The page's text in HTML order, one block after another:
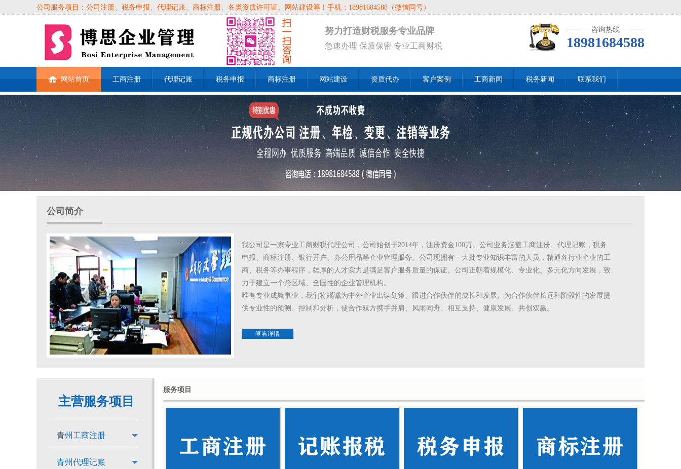
公司服务项目：公司注册、税务申报、代理记账、商标注册、各类资质许可证、网站建设等！手机：18981684588（微信同号）
咨询热线
18981684588
努力打造财税服务专业品牌
急速办理 保质保密 专业工商财税
网站首页 工商注册 代理记账 税务申报 商标注册 网站建设 资质代办 客户案例 工商新闻 税务新闻 联系我们
公司简介
我公司是一家专业工商财税代理公司，公司始创于2014年，注册资金100万。公司业务涵盖工商注册、代理记账，税务
申报、商标注册、银行开户、办公用品等企业管理服务。公司现拥有一大批专业知识丰富的人员，精通各行业企业的工
商、税务等办事程序，雄厚的人才实力是满足客户服务质量的保证。公司正朝着规模化、专业化、多元化方向发展，致
力于建立一个跨区域、全国性的企业管理机构。
唯有专业成就事业，我们将竭诚为中外企业出谋划策、跟进合作伙伴的成长和发展、为合作伙伴长远和阶段性的发展提
供专业性的预测、控制和分析，使合作双方携手并肩、风雨同舟、相互支持、健康发展、共创双赢。
查看详情
主营服务项目
青州工商注册
青州代理记账
服务项目